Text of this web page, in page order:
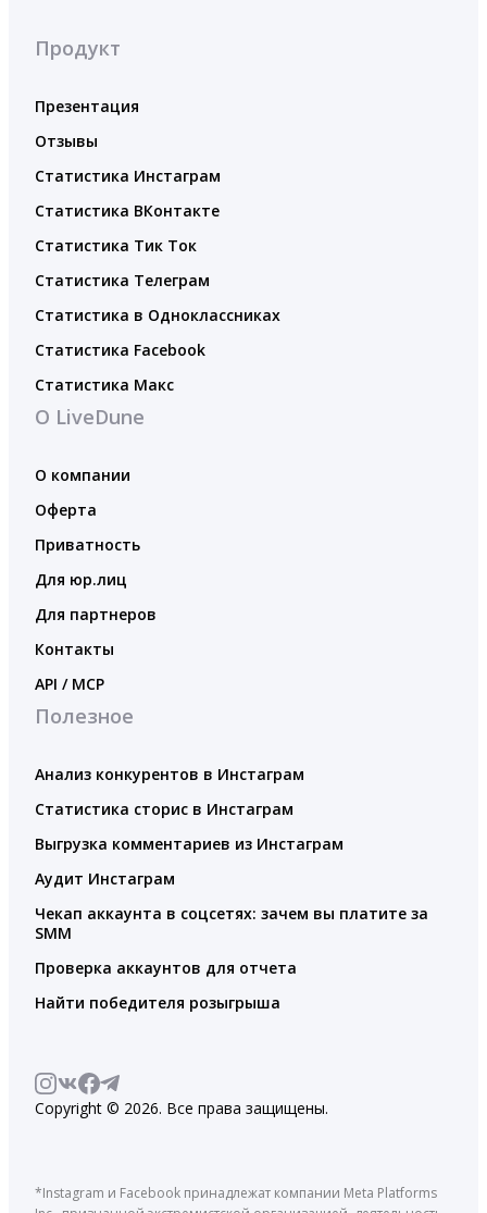
Продукт
Презентация
Отзывы
Статистика Инстаграм
Статистика ВКонтакте
Статистика Тик Ток
Статистика Телеграм
Статистика в Одноклассниках
Статистика Facebook
Статистика Макс
О LiveDune
О компании
Оферта
Приватность
Для юр.лиц
Для партнеров
Контакты
API / MCP
Полезное
Анализ конкурентов в Инстаграм
Статистика сторис в Инстаграм
Выгрузка комментариев из Инстаграм
Аудит Инстаграм
Чекап аккаунта в соцсетях: зачем вы платите за
SMM
Проверка аккаунтов для отчета
Найти победителя розыгрыша
Copyright © 2026. Все права защищены.
*Instagram и Facebook принадлежат компании Meta Platforms